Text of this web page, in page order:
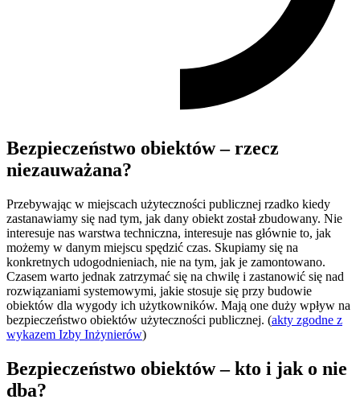
Bezpieczeństwo obiektów – rzecz
niezauważana?
Przebywając w miejscach użyteczności publicznej rzadko kiedy
zastanawiamy się nad tym, jak dany obiekt został zbudowany. Nie
interesuje nas warstwa techniczna, interesuje nas głównie to, jak
możemy w danym miejscu spędzić czas. Skupiamy się na
konkretnych udogodnieniach, nie na tym, jak je zamontowano.
Czasem warto jednak zatrzymać się na chwilę i zastanowić się nad
rozwiązaniami systemowymi, jakie stosuje się przy budowie
obiektów dla wygody ich użytkowników. Mają one duży wpływ na
bezpieczeństwo obiektów użyteczności publicznej. (akty zgodne z
wykazem Izby Inżynierów)
Bezpieczeństwo obiektów – kto i jak o nie
dba?